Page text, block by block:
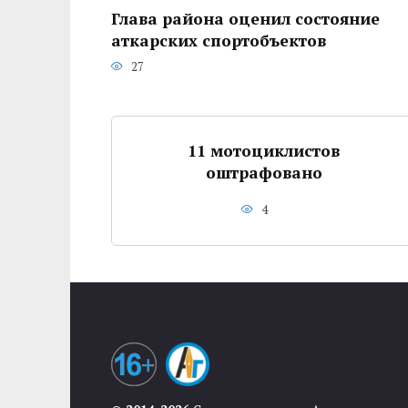
Глава района оценил состояние
аткарских спортобъектов
27
11 мотоциклистов
оштрафовано
4